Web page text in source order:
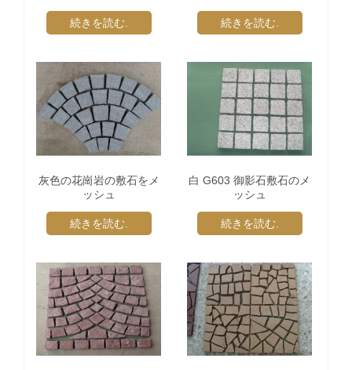
続きを読む. 続きを読む.
灰色の花崗岩の敷石をメ
ッシュ
続きを読む.
白 G603 御影石敷石のメ
ッシュ
続きを読む.